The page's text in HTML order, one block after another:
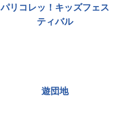
パリコレッ！キッズフェス
ティバル
遊団地